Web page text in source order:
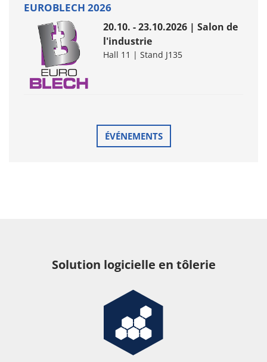
EUROBLECH 2026
20.10. - 23.10.2026 | Salon de
l'industrie
Hall 11 | Stand J135
ÉVÉNEMENTS
Solution logicielle en tôlerie